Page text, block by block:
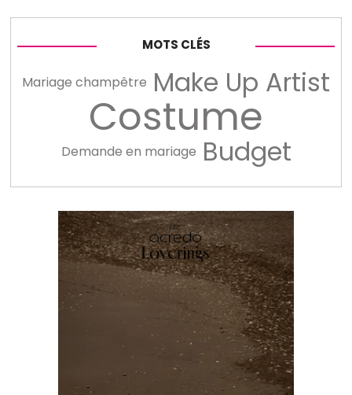
MOTS CLÉS
Mariage champêtre Make Up Artist
Costume
Demande en mariage Budget